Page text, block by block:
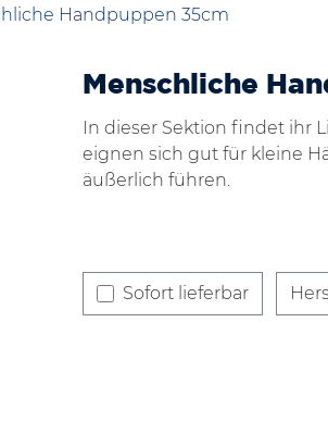
Handpuppen 35cm
Menschliche
In dieser Sektion findet ihr
eignen sich gut für kleine
äußerlich führen.
Sofort lieferbar